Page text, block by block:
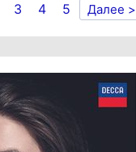
3 4 5 Далее >